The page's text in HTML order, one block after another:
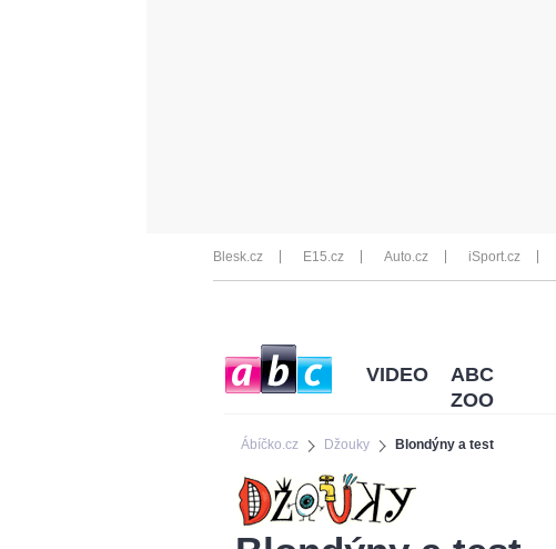
Blesk.cz E15.cz Auto.cz iSport.cz
Ábíčko.cz Džouky Blondýny a test
VIDEO
ABC
ZOO